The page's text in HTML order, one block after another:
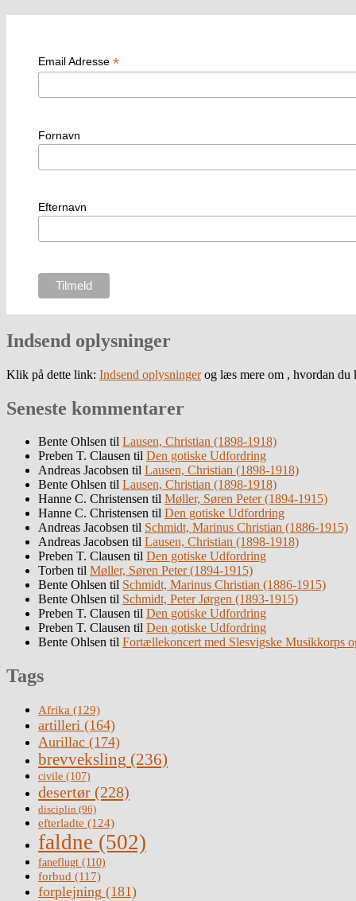
Email Adresse *
Fornavn
Efternavn
Indsend oplysninger
Klik på dette link: Indsend oplysningerog læs mere om , hvordan du
Seneste kommentarer
Bente Ohlsen til Lausen, Christian (1898-1918)
Preben T. Clausen til Den gotiske Udfordring
Andreas Jacobsen til Lausen, Christian (1898-1918)
Bente Ohlsen til Lausen, Christian (1898-1918)
Hanne C. Christensen til Møller, Søren Peter (1894-1915)
Hanne C. Christensen til Den gotiske Udfordring
Andreas Jacobsen til Schmidt, Marinus Christian (1886-1915)
Andreas Jacobsen til Lausen, Christian (1898-1918)
Preben T. Clausen til Den gotiske Udfordring
Torben til Møller, Søren Peter (1894-1915)
Bente Ohlsen til Schmidt, Marinus Christian (1886-1915)
Bente Ohlsen til Schmidt, Peter Jørgen (1893-1915)
Preben T. Clausen til Den gotiske Udfordring
Preben T. Clausen til Den gotiske Udfordring
Bente Ohlsen til Fortællekoncert med Slesvigske Musikkorps
Tags
Afrika (129)
artilleri (164)
Aurillac (174)
brevveksling (236)
civile (107)
desertør (228)
disciplin (96)
efterladte (124)
faldne (502)
faneflugt (110)
forbud (117)
forplejning (181)